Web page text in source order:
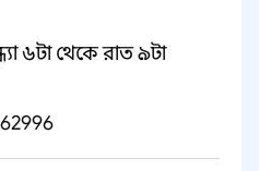
৬টা থেকে রাত ৯টা